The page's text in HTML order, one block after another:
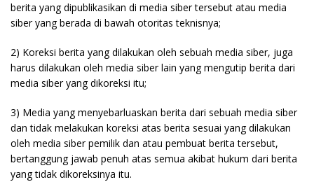
berita yang dipublikasikan di media siber tersebut atau media
siber yang berada di bawah otoritas teknisnya;
2) Koreksi berita yang dilakukan oleh sebuah media siber, juga
harus dilakukan oleh media siber lain yang mengutip berita dari
media siber yang dikoreksi itu;
3) Media yang menyebarluaskan berita dari sebuah media siber
dan tidak melakukan koreksi atas berita sesuai yang dilakukan
oleh media siber pemilik dan atau pembuat berita tersebut,
bertanggung jawab penuh atas semua akibat hukum dari berita
yang tidak dikoreksinya itu.